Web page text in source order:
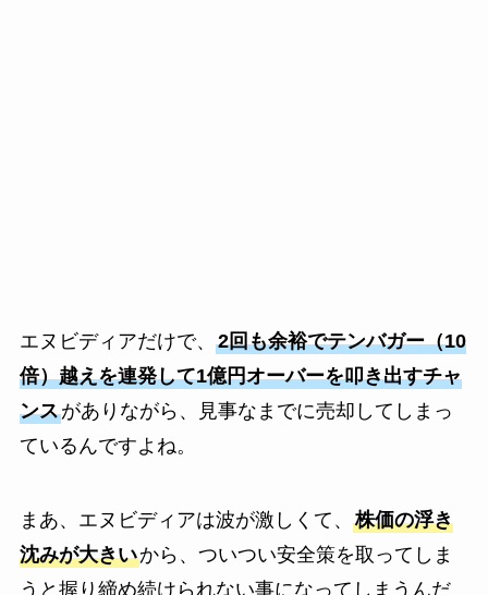
エヌビディアだけで、 2回も余裕でテンバガー（10
倍）越えを連発して1億円オーバーを叩き出すチャ
ンスがありながら、見事なまでに売却してしまっ
ているんですよね。
まあ、エヌビディアは波が激しくて、 株価の浮き
沈みが大きいから、ついつい安全策を取ってしま
うと握り締め続けられない事になってしまうんだ